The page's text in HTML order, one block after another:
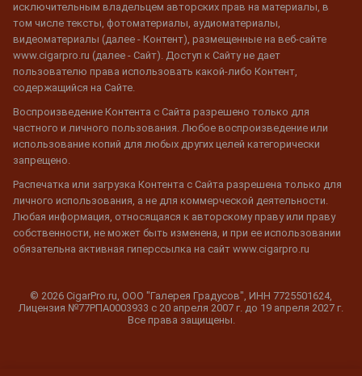
исключительным владельцем авторских прав на материалы, в
том числе тексты, фотоматериалы, аудиоматериалы,
видеоматериалы (далее - Контент), размещенные на веб-сайте
www.cigarpro.ru (далее - Сайт). Доступ к Сайту не дает
пользователю права использовать какой-либо Контент,
содержащийся на Сайте.
Воспроизведение Контента с Сайта разрешено только для
частного и личного пользования. Любое воспроизведение или
использование копий для любых других целей категорически
запрещено.
Распечатка или загрузка Контента с Сайта разрешена только для
личного использования, а не для коммерческой деятельности.
Любая информация, относящаяся к авторскому праву или праву
собственности, не может быть изменена, и при ее использовании
обязательна активная гиперссылка на сайт www.cigarpro.ru
© 2026 CigarPro.ru, ООО "Галерея Градусов", ИНН 7725501624,
Лицензия №77РПА0003933 c 20 апреля 2007 г. до 19 апреля 2027 г.
Все права защищены.